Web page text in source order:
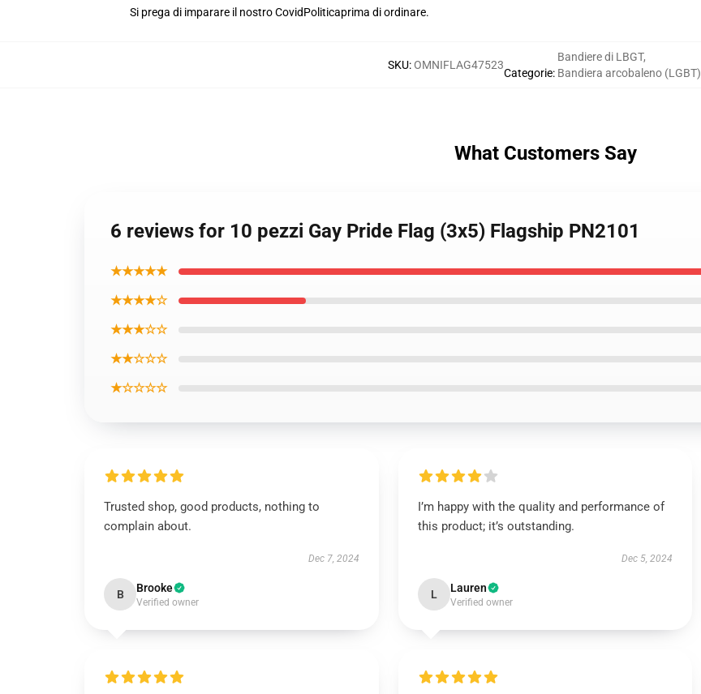
Si prega di imparare il nostro CovidPoliticaprima di ordinare.
SKU:OMNIFLAG47523
Categorie:
Bandiere di LBGT,
Bandiera arcobaleno (LGBT)
What Customers Say
6 reviews for 10 pezzi Gay Pride Flag (3x5) Flagship PN2101
★★★★★
★★★★☆
★★★☆☆
★★☆☆☆
★☆☆☆☆
Trusted shop, good products, nothing to
complain about.
Dec 7, 2024
B Brooke
Verified owner
I’m happy with the quality and performance of
this product; it’s outstanding.
Dec 5, 2024
L Lauren
Verified owner